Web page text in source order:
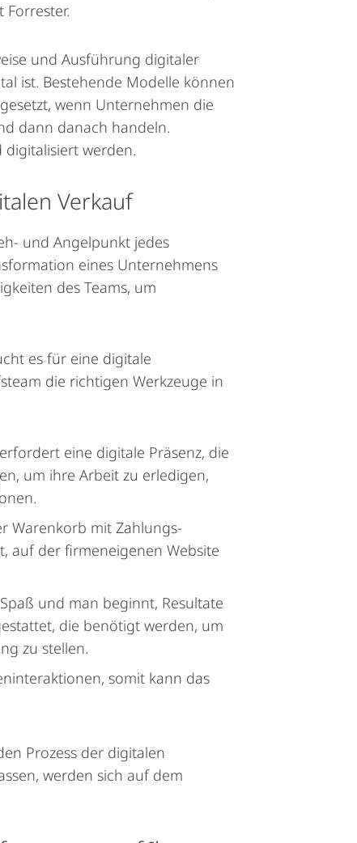
und Ausführung digitaler
ist. Bestehende Modelle können
wenn Unternehmen die
dann danach handeln.
werden.
Verkauf
und Angelpunkt jedes
eines Unternehmens
des Teams, um
es für eine digitale
die richtigen Werkzeuge in
eine digitale Präsenz, die
um ihre Arbeit zu erledigen,
Warenkorb mit Zahlungs-
auf der firmeneigenen Website
und man beginnt, Resultate
die benötigt werden, um
zu stellen.
somit kann das
Prozess der digitalen
werden sich auf dem